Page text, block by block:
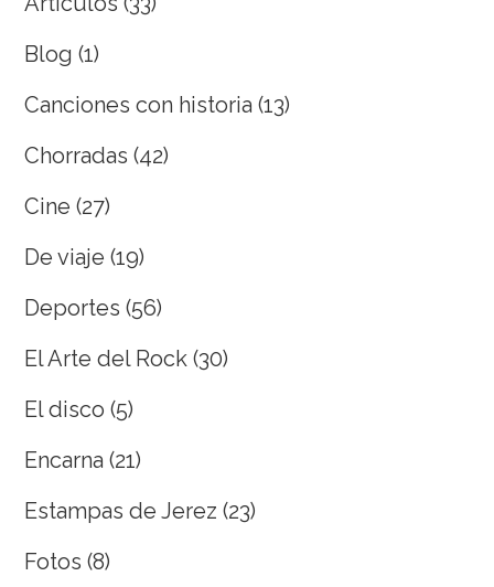
Blog (1)
Canciones con historia (13)
Chorradas (42)
Cine (27)
De viaje (19)
Deportes (56)
El Arte del Rock (30)
El disco (5)
Encarna (21)
Estampas de Jerez (23)
Fotos (8)